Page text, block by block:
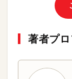
著者プ